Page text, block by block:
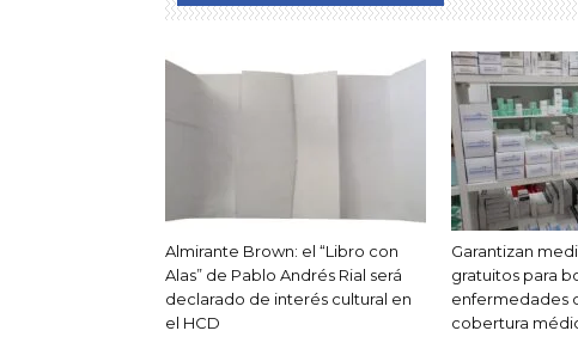
Almirante Brown: el “Libro con
Alas” de Pablo Andrés Rial será
declarado de interés cultural en
el HCD
Garantizan
gratuitos para
enfermedades
cobertura